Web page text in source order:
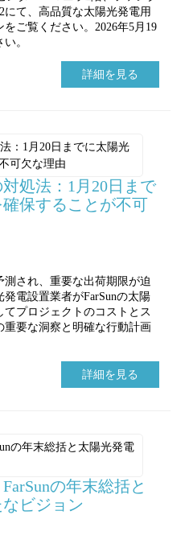
にて、高品質な太陽光発電用
ご覧ください。2026年5月19
。
詳細を見る
処法：1月20日まで
保することが不可
され、重要な出荷期限が迫
電設置業者がFarSunの太陽
プロジェクトのコストとス
要な洞察と明確な行動計画
詳細を見る
の年末総括と
ビジョン